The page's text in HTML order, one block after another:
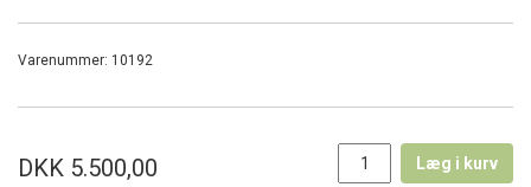
Varenummer: 10192
DKK 5.500,00 Læg i kurv